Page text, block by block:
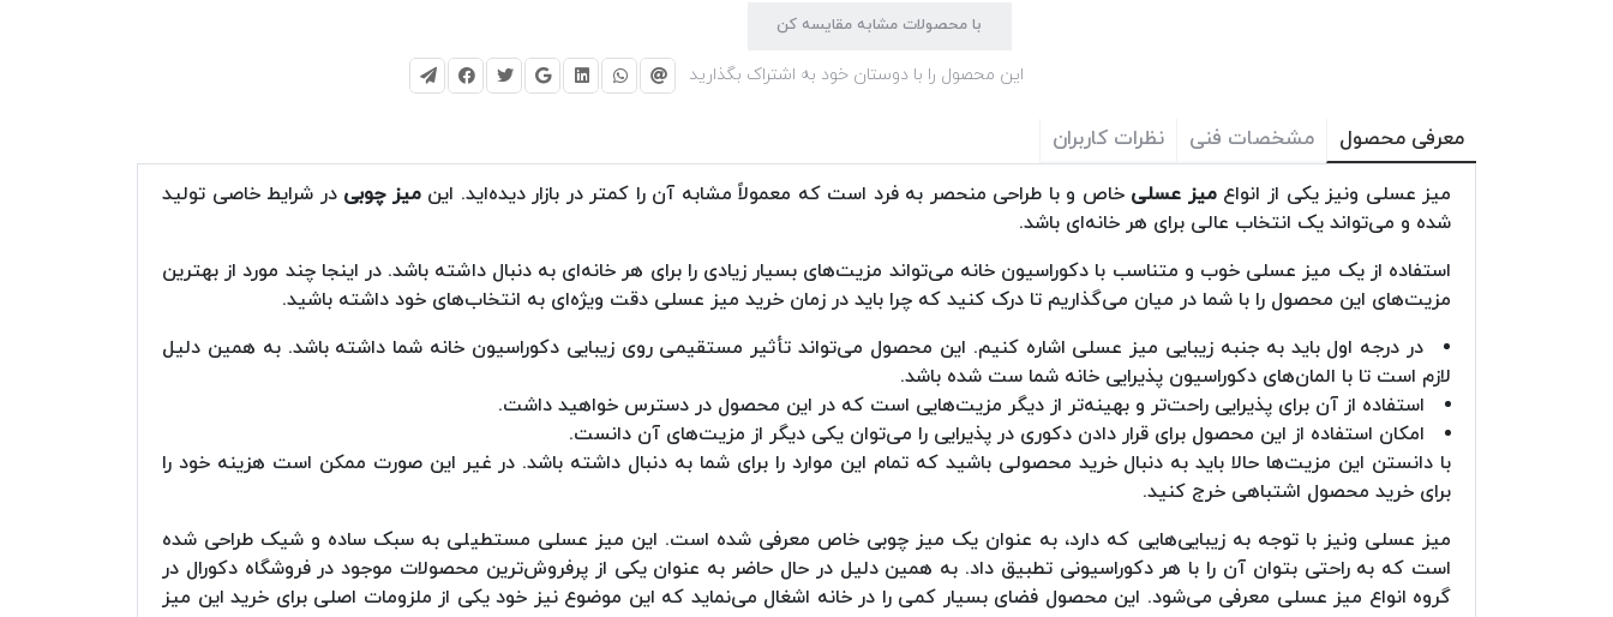
با محصولات مشابه مقایسه کن
این محصول را با دوستان خود به اشتراک بگذارید
معرفی محصول مشخصات فنی نظرات کاربران
میز عسلی ونیز یکی از انواعمیز عسلی خاص و با طراحی منحصر به فرد است که معمولاً مشابه آن را کمتر در بازار دیده‌اید. اینمیز چوبی در شرایط خاصی تولید
شده و می‌تواند یک انتخاب عالی برای هر خانه‌ای باشد.
استفاده از یک میز عسلی خوب و متناسب با دکوراسیون خانه می‌تواند مزیت‌های بسیار زیادی را برای هر خانه‌ای به دنبال داشته باشد. در اینجا چند مورد از بهترین
مزیت‌های این محصول را با شما در میان می‌گذاریم تا درک کنید که چرا باید در زمان خرید میز عسلی دقت ویژه‌ای به انتخاب‌های خود داشته باشید.
در درجه اول باید به جنبه زیبایی میز عسلی اشاره کنیم. این محصول می‌تواند تأثیر مستقیمی روی زیبایی دکوراسیون خانه شما داشته باشد. به همین دلیل
لازم است تا با المان‌های دکوراسیون پذیرایی خانه شما ست شده باشد.
استفاده از آن برای پذیرایی راحت‌تر و بهینه‌تر از دیگر مزیت‌هایی است که در این محصول در دسترس خواهید داشت.
امکان استفاده از این محصول برای قرار دادن دکوری در پذیرایی را می‌توان یکی دیگر از مزیت‌های آن دانست.
با دانستن این مزیت‌ها حالا باید به دنبال خرید محصولی باشید که تمام این موارد را برای شما به دنبال داشته باشد. در غیر این صورت ممکن است هزینه خود را
برای خرید محصول اشتباهی خرج کنید.
میز عسلی ونیز با توجه به زیبایی‌هایی که دارد، به عنوان یک میز چوبی خاص معرفی شده است. این میز عسلی مستطیلی به سبک ساده و شیک طراحی شده
است که به راحتی بتوان آن را با هر دکوراسیونی تطبیق داد. به همین دلیل در حال حاضر به عنوان یکی از پرفروش‌ترین محصولات موجود در فروشگاه دکورال در
گروه انواع میز عسلی معرفی می‌شود. این محصول فضای بسیار کمی را در خانه اشغال می‌نماید که این موضوع نیز خود یکی از ملزومات اصلی برای خرید این میز